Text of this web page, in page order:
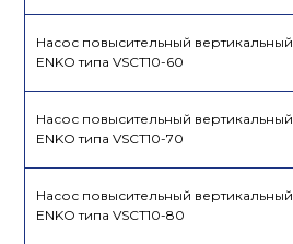
Насос повысительный вертикальный
ENKO типа VSCT10-60
Насос повысительный вертикальный
ENKO типа VSCT10-70
Насос повысительный вертикальный
ENKO типа VSCT10-80